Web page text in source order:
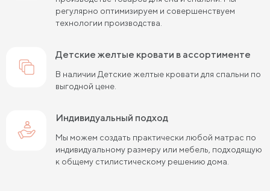
регулярно оптимизируем и совершенствуем
технологии производства.
Детские желтые кровати в ассортименте
В наличии Детские желтые кровати для спальни по
выгодной цене.
Индивидуальный подход
Мы можем создать практически любой матрас по
индивидуальному размеру или мебель, подходящую
к общему стилистическому решению дома.